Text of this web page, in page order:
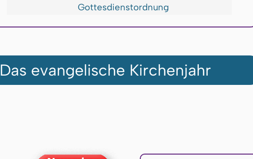
Gottesdienstordnung
Das evangelische Kirchenjahr